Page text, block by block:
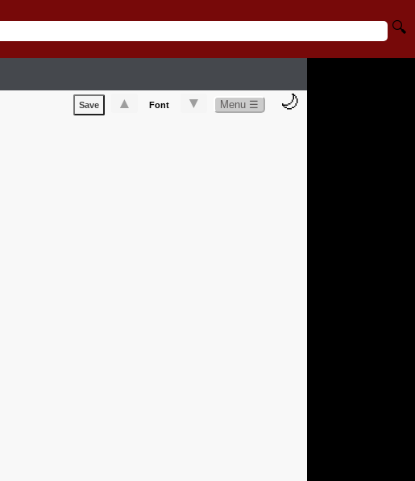
🔍
Save ▲ Font ▼ Menu ☰ 🌙